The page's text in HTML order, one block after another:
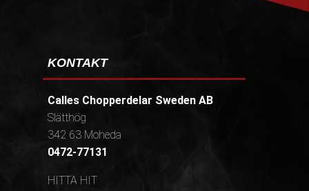
KONTAKT
Calles Chopperdelar Sweden AB
Slätthög
342 63 Moheda
0472-77131
HITTA HIT